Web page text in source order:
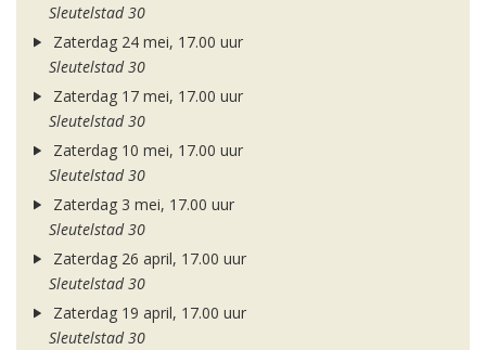
Sleutelstad 30
Zaterdag 24 mei, 17.00 uur
Sleutelstad 30
Zaterdag 17 mei, 17.00 uur
Sleutelstad 30
Zaterdag 10 mei, 17.00 uur
Sleutelstad 30
Zaterdag 3 mei, 17.00 uur
Sleutelstad 30
Zaterdag 26 april, 17.00 uur
Sleutelstad 30
Zaterdag 19 april, 17.00 uur
Sleutelstad 30